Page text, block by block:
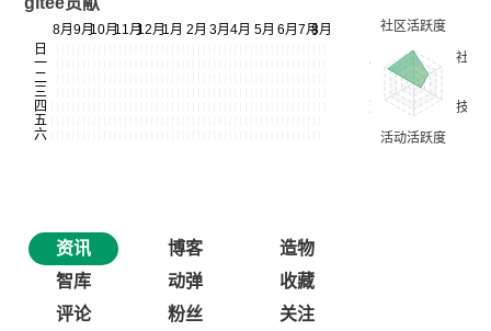
资讯 博客
造物
智库
动弹
收藏
评论
粉丝 关注